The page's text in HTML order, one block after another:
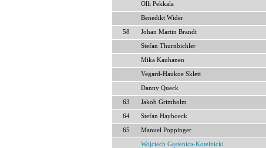
Olli Pekkala
Benedikt Wider
58 Johan Martin Brandt
Stefan Thurnbichler
Mika Kauhanen
Vegard-Haukoe Sklett
Danny Queck
63 Jakob Grimholm
64 Stefan Hayboeck
65 Manuel Poppinger
Wojciech Gąsienica-Kotelnicki